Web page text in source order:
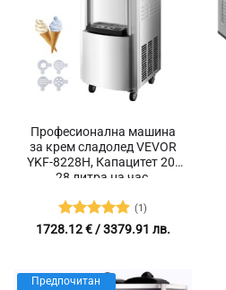
Професионална машина
за крем сладолед VEVOR
YKF-8228H, Капацитет 20-
28 литра на час,
Оценено с
(1)
1728.12€/ 3379.91 лв.
Предпочитан